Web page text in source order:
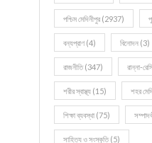
পশ্চিম মেদিনীপুর (2937)
বন্যপ্রাণ (4) বিনোদন (3)
রাজনীতি(347) রান্না-
শরীর স্বাস্থ্য (15) শহর
শিক্ষা ব্যবস্থা (75)
সাহিত্য ও সংস্কৃতি(5)